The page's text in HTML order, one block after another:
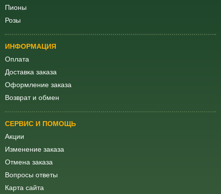
Пионы
Розы
ИНФОРМАЦИЯ
Оплата
Доставка заказа
Оформление заказа
Возврат и обмен
СЕРВИС И ПОМОЩЬ
Акции
Изменение заказа
Отмена заказа
Вопросы ответы
Карта сайта